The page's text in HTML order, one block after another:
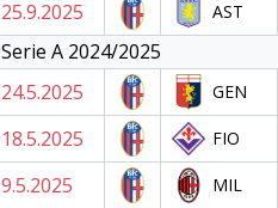
25.9.2025 AST
Serie A 2024/2025
24.5.2025
GEN
18.5.2025 FIO
9.5.2025 MIL